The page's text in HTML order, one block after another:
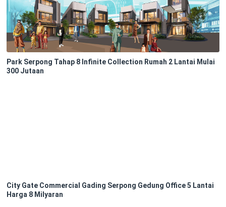
Park Serpong Tahap 8 Infinite Collection Rumah 2 Lantai Mulai
300 Jutaan
City Gate Commercial Gading Serpong Gedung Office 5 Lantai
Harga 8 Milyaran